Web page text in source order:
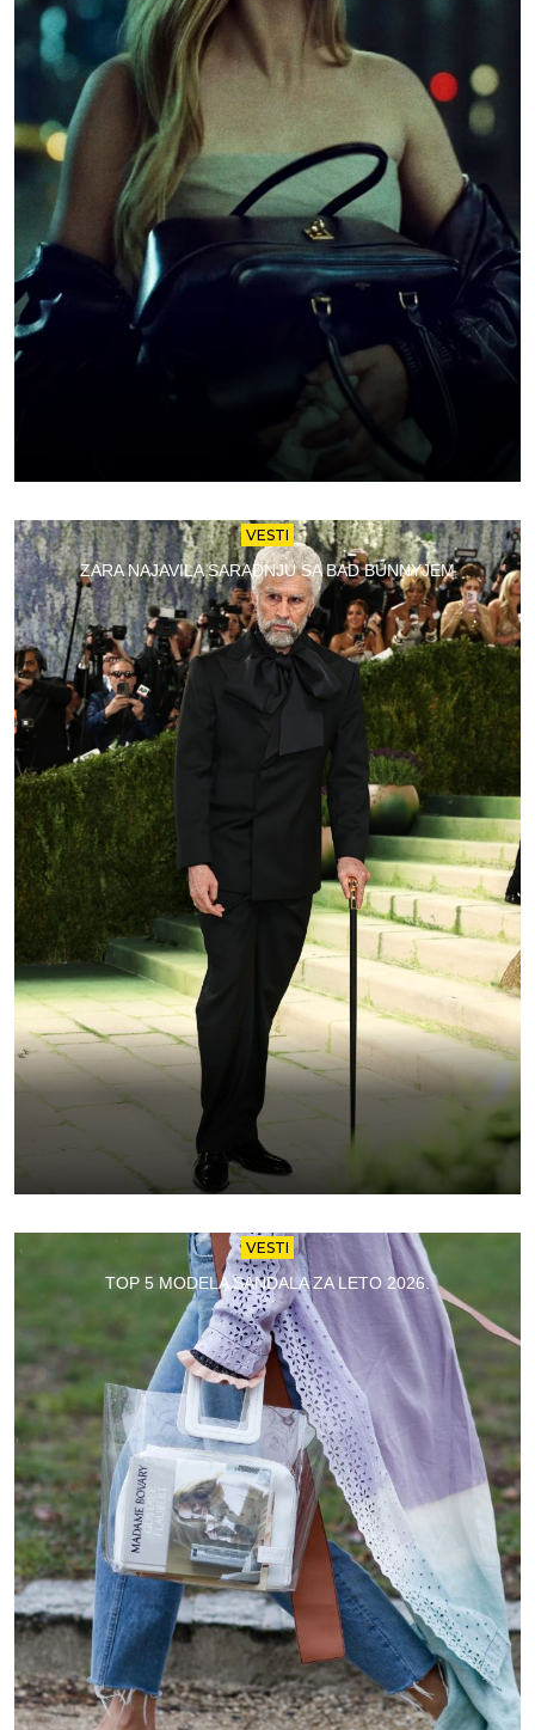
VESTI
ZARA NAJAVILA SARADNJU SA BAD BUNNYJEM
VESTI
TOP 5 MODELA SANDALA ZA LETO 2026.